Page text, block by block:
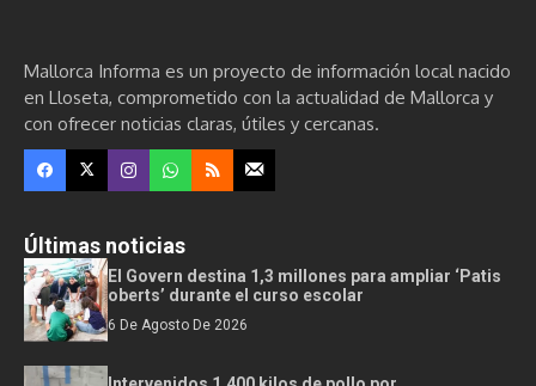
Mallorca Informa es un proyecto de información local nacido
en Lloseta, comprometido con la actualidad de Mallorca y
con ofrecer noticias claras, útiles y cercanas.
Últimas noticias
El Govern destina 1,3 millones para ampliar ‘Patis
oberts’ durante el curso escolar
6 De Agosto De 2026